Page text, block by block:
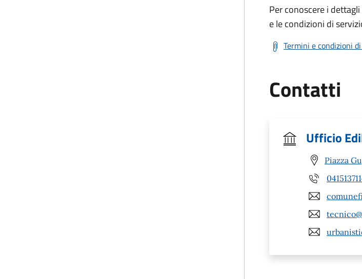
Per conoscere i
e le condizioni di
Termini e condizioni
Contatti
Ufficio
Piazza